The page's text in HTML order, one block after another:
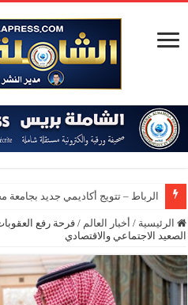
الرباط – تتويج أكاديمي جديد بجامعة
الرئيسية / أخبار العالم / فرحة رفع
الصعيد الاجتماعي والاقتصادي